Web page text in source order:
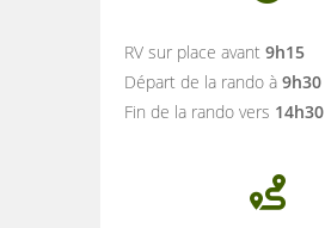
RV sur place avant 9h15
Départ de la rando à 9h30
Fin de la rando vers 14h30